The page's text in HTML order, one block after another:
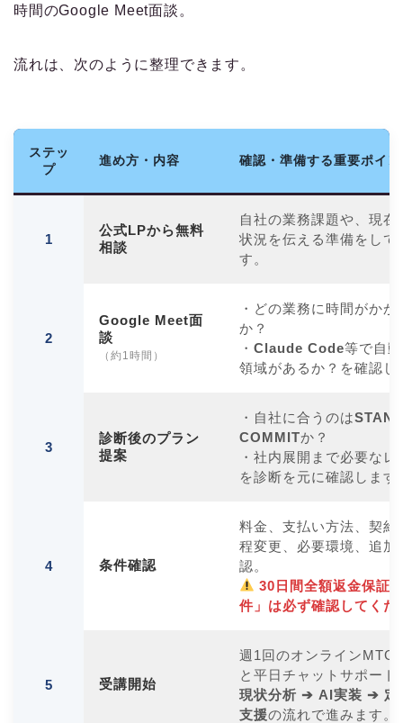
時間のGoogle Meet面談。
流れは、次のように整理できます。
ステッ
プ
進め方・内容 確認・準備する重要ポイ
1
公式LPから無料
相談
自社の業務課題や、現在
状況を伝える準備をして
す。
2
Google Meet面
談
（約1時間）
・どの業務に時間がかか
か？
・ Claude Code等で自
領域があるか？を確認し
3
診断後のプラン
提案
・自社に合うのは
COMMITか？
・社内展開まで必要なレ
を診断を元に確認します
4 条件確認
料金、支払い方法、契約
程変更、必要環境、追加
認。
30日間全額返金保証
件」は必ず確認してくだ
5 受講開始
週1回のオンラインMTG
と平日チャットサポート
現状分析 ➔ AI実装 ➔ 定
支援の流れで進みます。